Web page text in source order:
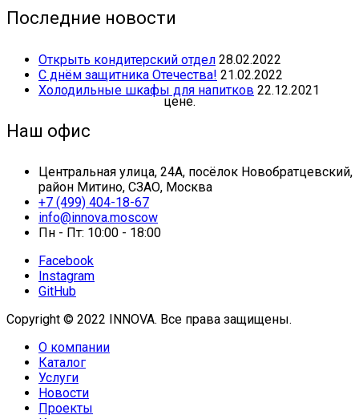
Последние новости
Открыть кондитерский отдел 28.02.2022
С днём защитника Отечества! 21.02.2022
Холодильные шкафы для напитков 22.12.2021
Наш офис
Центральная улица, 24А, посёлок Новобратцевский,
район Митино, СЗАО, Москва
+7 (499) 404-18-67
info@innova.moscow
Пн - Пт: 10:00 - 18:00
Facebook
Instagram
GitHub
Copyright © 2022 INNOVA. Все права защищены.
О компании
Каталог
Услуги
Новости
Проекты